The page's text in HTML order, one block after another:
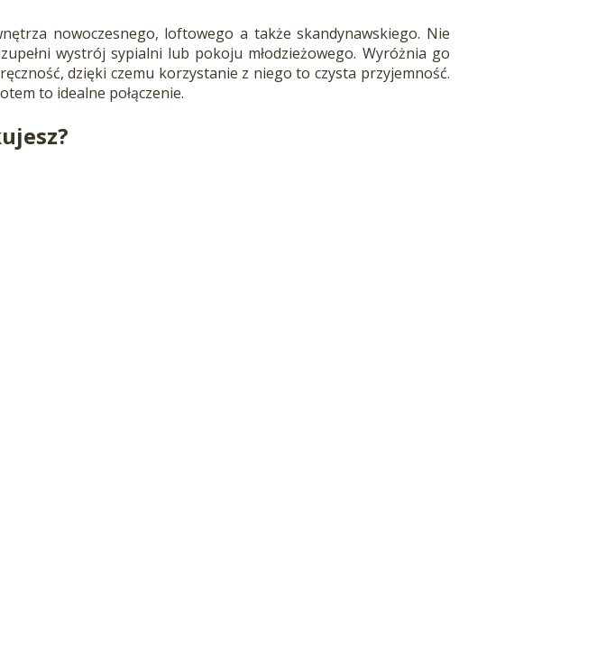
nowoczesnego, loftowego a także skandynawskiego. Nie
wystrój sypialni lub pokoju młodzieżowego. Wyróżnia go
dzięki czemu korzystanie z niego to czysta przyjemność.
to idealne połączenie.